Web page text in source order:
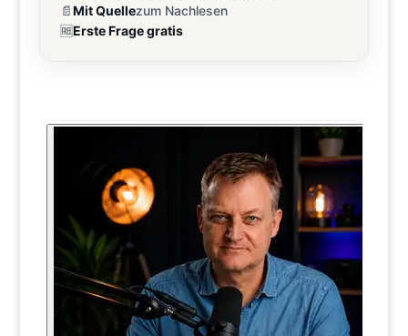
📄Mit Quellezum Nachlesen
🆓Erste Frage gratis